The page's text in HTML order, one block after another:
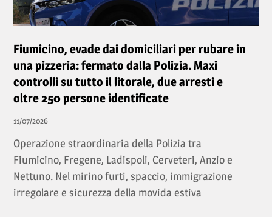
Fiumicino, evade dai domiciliari per rubare in
una pizzeria: fermato dalla Polizia. Maxi
controlli su tutto il litorale, due arresti e
oltre 250 persone identificate
11/07/2026
Operazione straordinaria della Polizia tra
Fiumicino, Fregene, Ladispoli, Cerveteri, Anzio e
Nettuno. Nel mirino furti, spaccio, immigrazione
irregolare e sicurezza della movida estiva